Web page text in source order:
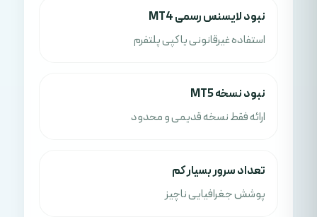
نبود لایسنس رسمی MT4
استفاده غیرقانونی یا کپی پلتفرم
نبود نسخه MT5
ارائه فقط نسخه قدیمی و محدود
تعداد سرور بسیار کم
پوشش جغرافیایی ناچیز